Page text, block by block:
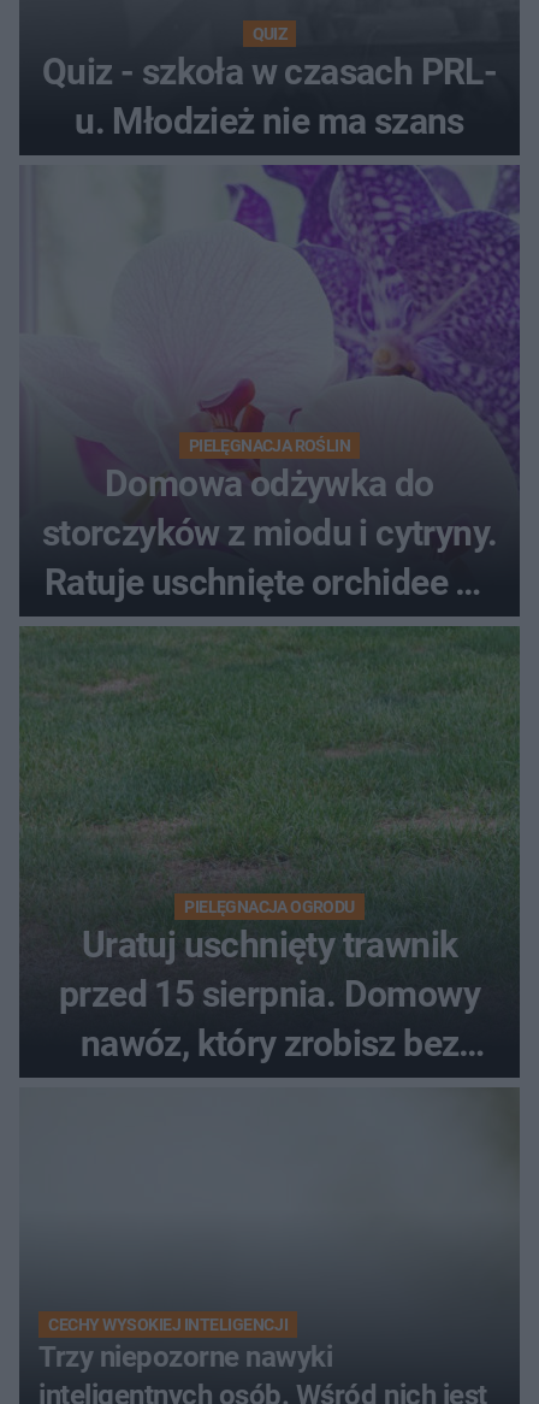
QUIZ
Quiz - szkoła w czasach PRL-
u. Młodzież nie ma szans
PIELĘGNACJA ROŚLIN
Domowa odżywka do
storczyków z miodu i cytryny.
Ratuje uschnięte orchidee po
upałach
PIELĘGNACJA OGRODU
Uratuj uschnięty trawnik
przed 15 sierpnia. Domowy
nawóz, który zrobisz bez
wydawania pieniędzy
CECHY WYSOKIEJ INTELIGENCJI
Trzy niepozorne nawyki
inteligentnych osób. Wśród nich jest